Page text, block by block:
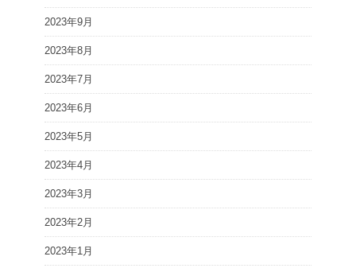
2023年9月
2023年8月
2023年7月
2023年6月
2023年5月
2023年4月
2023年3月
2023年2月
2023年1月